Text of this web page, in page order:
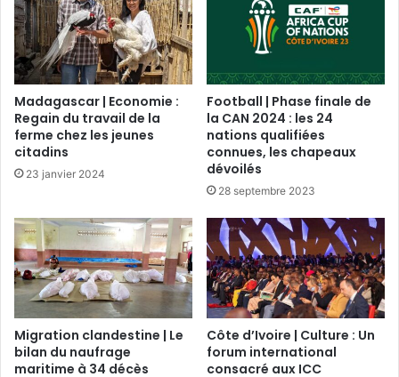
Madagascar | Economie :
Regain du travail de la
ferme chez les jeunes
citadins
23 janvier 2024
Football | Phase finale de
la CAN 2024 : les 24
nations qualifiées
connues, les chapeaux
dévoilés
28 septembre 2023
Migration clandestine | Le
bilan du naufrage
maritime à 34 décès
Côte d’Ivoire | Culture : Un
forum international
consacré aux ICC